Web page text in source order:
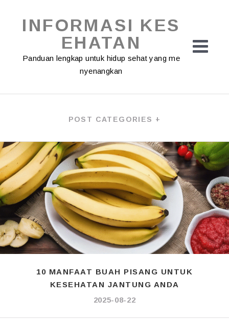
contentINFORMASI KES
EHATAN
Panduan lengkap untuk hidup sehat yang me
nyenangkan
POST CATEGORIES +
10 MANFAAT BUAH PISANG UNTUK
KESEHATAN JANTUNG ANDA
2025-08-22